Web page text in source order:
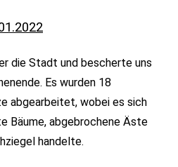
die Stadt und bescherte uns
Es wurden 18
abgearbeitet, wobei es sich
Bäume, abgebrochene Äste
handelte.